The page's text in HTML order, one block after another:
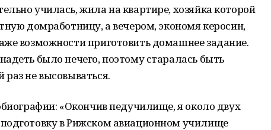
училась, жила на квартире, хозяйка которой
домработницу, а вечером, экономя керосин,
возможности приготовить домашнее задание.
было нечего, поэтому старалась быть
не высовываться.
«Окончив педучилище, я около двух
в Рижском авиационном училище